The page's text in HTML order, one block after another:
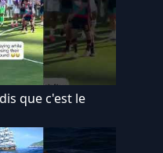
que c'est le